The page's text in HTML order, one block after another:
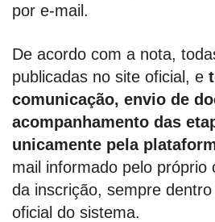
por e-mail.
De acordo com a nota,
publicadas no site oficial, e
comunicação, envio de
acompanhamento das
unicamente pela
mail informado pelo próprio
da inscrição, sempre
oficial do sistema.